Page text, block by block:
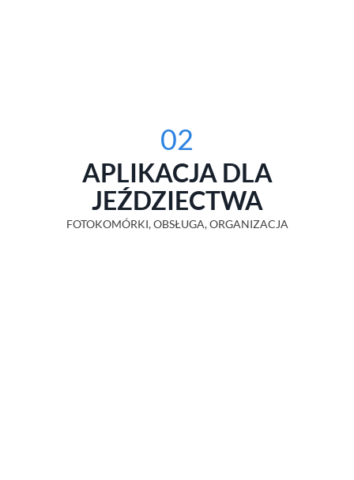
02
APLIKACJA DLA
JEŹDZIECTWA
FOTOKOMÓRKI, OBSŁUGA, ORGANIZACJA